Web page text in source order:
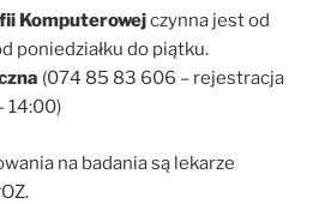
Komputerowejczynna jest od
poniedziałku do piątku.
(074 85 83 606 – rejestracja
14:00)
na badania są lekarze